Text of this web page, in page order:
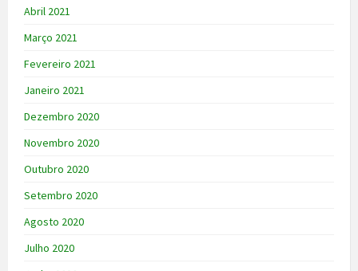
Abril 2021
Março 2021
Fevereiro 2021
Janeiro 2021
Dezembro 2020
Novembro 2020
Outubro 2020
Setembro 2020
Agosto 2020
Julho 2020